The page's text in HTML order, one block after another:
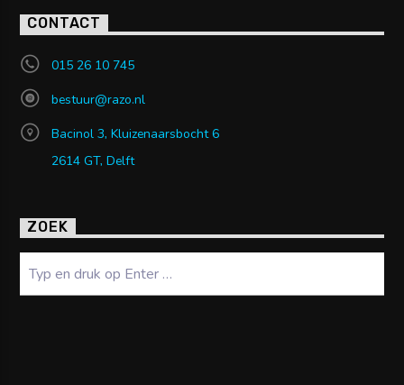
CONTACT
015 26 10 745
bestuur@razo.nl
Bacinol 3, Kluizenaarsbocht 6
2614 GT, Delft
ZOEK